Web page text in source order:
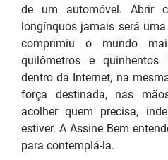
de um automóvel. Abrir
longínquos jamais será
comprimiu o mundo
quilômetros e quinhentos
dentro da Internet, na
força destinada, nas
acolher quem precisa,
estiver. A Assine Bem
para contemplá-la.